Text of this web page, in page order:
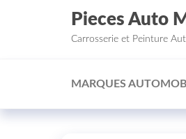
Aller au contenu
Pieces Auto
Carrosserie et Peinture
MARQUES